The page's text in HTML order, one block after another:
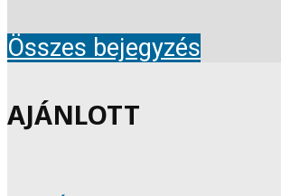
Összes bejegyzés
AJÁNLOTT